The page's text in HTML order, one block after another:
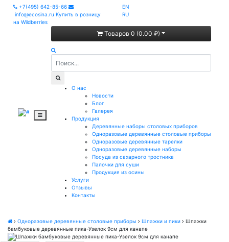
+7(495) 642-85-66
info@ecosina.ru Купить в розницу
на Wildberries
EN
RU
Товаров 0 (0.00 ₽)
О нас
Новости
Блог
Галерея
Продукция
Деревянные наборы столовых приборов
Одноразовые деревянные столовые приборы
Одноразовые деревянные тарелки
Одноразовые деревянные наборы
Посуда из сахарного тростника
Палочки для суши
Продукция из осины
Услуги
Отзывы
Контакты
Одноразовые деревянные столовые приборы Шпажки и пики
Шпажки
бамбуковые деревянные пика-Узелок 9см для канапе